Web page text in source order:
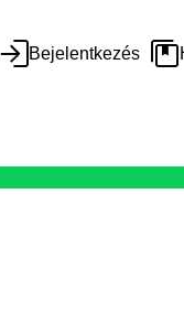
Bejelentkezés